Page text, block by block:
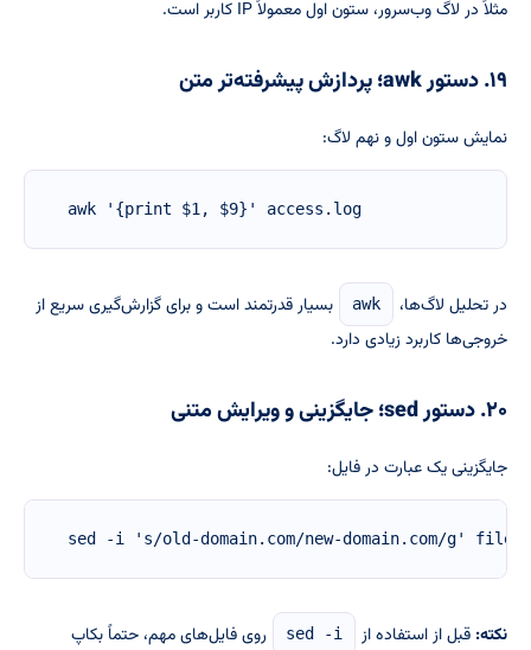
مثلاً در لاگ وب‌سرور، ستون اول معمولاً IP کاربر است.
۱۹. دستور awk؛ پردازش پیشرفته‌تر متن
نمایش ستون اول و نهم لاگ:
awk '{print $1, $9}' access.log
در تحلیل لاگ‌ها، awk
بسیار قدرتمند است و برای گزارش‌گیری سریع از
خروجی‌ها کاربرد زیادی دارد.
۲۰. دستور sed؛ جایگزینی و ویرایش متنی
جایگزینی یک عبارت در فایل:
sed -i 's/old-domain.com/new-domain.com/g'
نکته: قبل از استفاده از sed -i
روی فایل‌های مهم، حتماً بکاپ